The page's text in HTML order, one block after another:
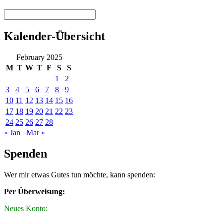
Kalender-Übersicht
February 2025
M T W T F S
S
1
2
3
4 5 6 7 8
9
10 11 12 13 14 15 16
17 18 19 20 21 22 23
24 25 26 27 28
« Jan
Mar »
Spenden
Wer mir etwas Gutes tun möchte, kann spenden:
Per Überweisung:
Neues Konto: